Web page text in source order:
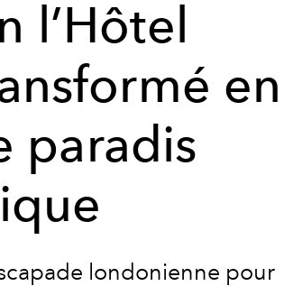
l’Hôtel
en
paradis
londonienne pour